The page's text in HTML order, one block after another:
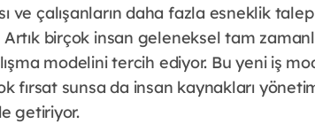
ve çalışanların daha fazla esneklik
birçok insan geleneksel tam
modelini tercih ediyor. Bu yeni iş
fırsat sunsa da insan kaynakları
getiriyor.